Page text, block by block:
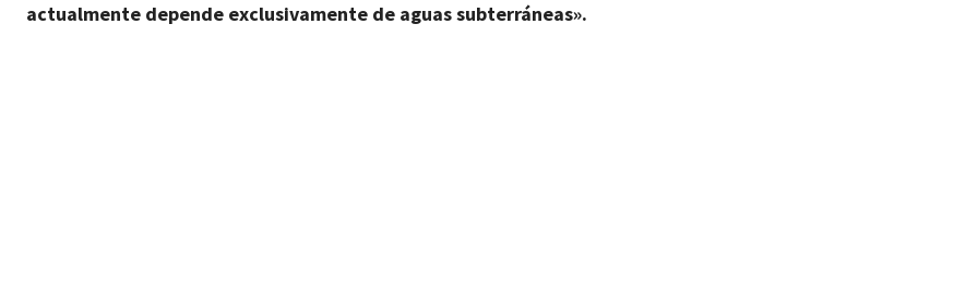
actualmente depende exclusivamente de aguas subterráneas».